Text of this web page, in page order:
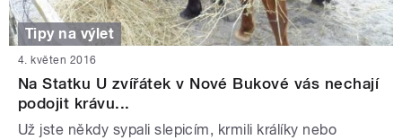
Tipy na výlet
4. květen 2016
Na Statku U zvířátek v Nové Bukové vás nechají
podojit krávu...
Už jste někdy sypali slepicím, krmili králíky nebo